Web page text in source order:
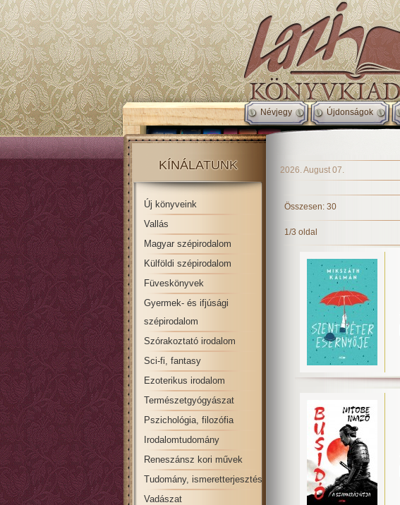
Névjegy Újdonságok
KÍNÁLATUNK
Új könyveink
Vallás
Magyar szépirodalom
Külföldi szépirodalom
Füveskönyvek
Gyermek- és ifjúsági
szépirodalom
Szórakoztató irodalom
Sci-fi, fantasy
Ezoterikus irodalom
Természetgyógyászat
Pszichológia, filozófia
Irodalomtudomány
Reneszánsz kori művek
Tudomány, ismeretterjesztés
Vadászat
2026. August 07.
Összesen: 30
1/3 oldal